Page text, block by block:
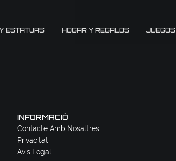
ESTATUAS HOGAR Y REGALOS JUEGOS
INFORMACIÓ
Contacte Amb Nosaltres
Privacitat
Avís Legal